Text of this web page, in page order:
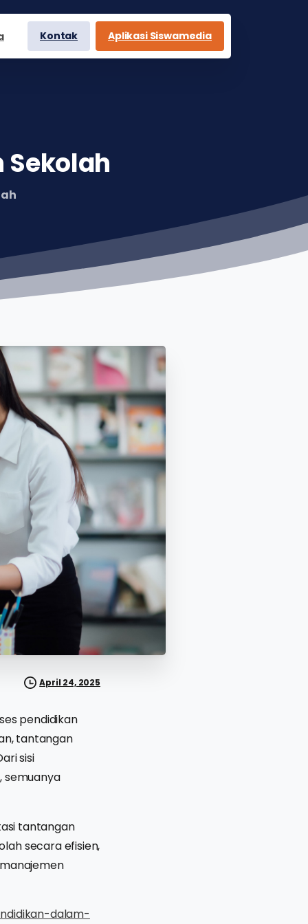
Kontak Aplikasi Siswamedia
Sekolah
April 24, 2025
pendidikan
tantangan
sisi
semuanya
tantangan
secara efisien,
dalam-